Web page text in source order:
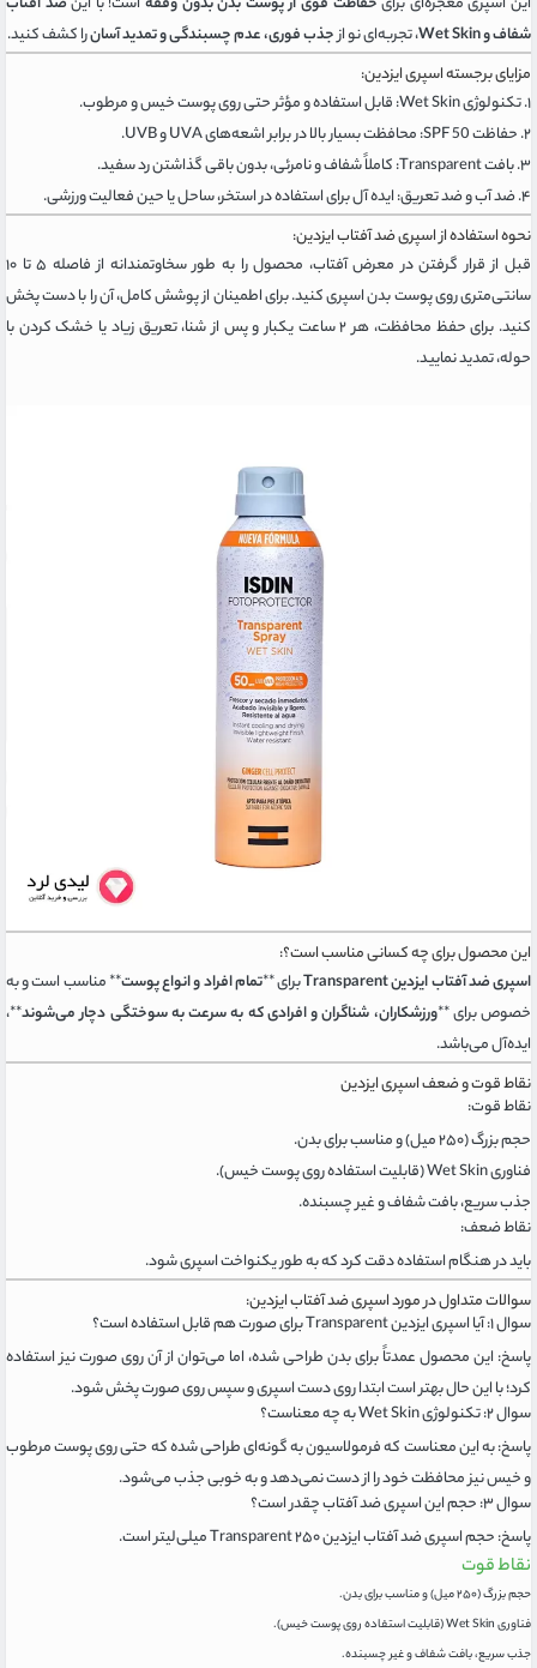
شفاف و Wet Skin
، تجربه‌ای نو ازجذب فوری، عدم چسبندگی و تمدید آسانرا کشف کنید.
مزایای برجسته اسپری ایزدین:
۱. تکنولوژی Wet Skin: قابل استفاده و مؤثر حتی روی پوست خیس و مرطوب.
۲. حفاظت SPF 50: محافظت بسیار بالا در برابر اشعه‌های UVA و UVB.
۳. بافت Transparent: کاملاً شفاف و نامرئی، بدون باقی گذاشتن رد سفید.
۴. ضد آب و ضد تعریق: ایده آل برای استفاده در استخر، ساحل یا حین فعالیت ورزشی.
نحوه استفاده از اسپری ضد آفتاب ایزدین:
قبل از قرار گرفتن در معرض آفتاب، محصول را به طور سخاوتمندانه از فاصله ۵ تا ۱۰
سانتی‌متری روی پوست بدن اسپری کنید. برای اطمینان از پوشش کامل، آن را با دست پخش
کنید. برای حفظ محافظت، هر ۲ ساعت یکبار و پس از شنا، تعریق زیاد یا خشک کردن با
حوله، تمدید نمایید.
این محصول برای چه کسانی مناسب است؟:
اسپری ضد آفتاب ایزدین Transparent
برای **تمام افراد و انواع پوست** مناسب است و به
خصوص برای **ورزشکاران، شناگران و افرادی که به سرعت به سوختگی دچار می‌شوند**،
ایده‌آل می‌باشد.
نقاط قوت و ضعف اسپری ایزدین
نقاط قوت:
حجم بزرگ (۲۵۰ میل) و مناسب برای بدن.
فناوری Wet Skin (قابلیت استفاده روی پوست خیس).
جذب سریع، بافت شفاف و غیر چسبنده.
نقاط ضعف:
باید در هنگام استفاده دقت کرد که به طور یکنواخت اسپری شود.
سوالات متداول در مورد اسپری ضد آفتاب ایزدین:
سوال ۱: آیا اسپری ایزدین Transparent برای صورت هم قابل استفاده است؟
پاسخ: این محصول عمدتاً برای بدن طراحی شده، اما می‌توان از آن روی صورت نیز استفاده
کرد؛ با این حال بهتر است ابتدا روی دست اسپری و سپس روی صورت پخش شود.
سوال ۲: تکنولوژی Wet Skin به چه معناست؟
پاسخ: به این معناست که فرمولاسیون به گونه‌ای طراحی شده که حتی روی پوست مرطوب
و خیس نیز محافظت خود را از دست نمی‌دهد و به خوبی جذب می‌شود.
سوال ۳: حجم این اسپری ضد آفتاب چقدر است؟
پاسخ: حجم اسپری ضد آفتاب ایزدین Transparent ۲۵۰ میلی‌لیتر است.
نقاط قوت
حجم بزرگ (۲۵۰ میل) و مناسب برای بدن.
فناوری Wet Skin (قابلیت استفاده روی پوست خیس).
جذب سریع، بافت شفاف و غیر چسبنده.